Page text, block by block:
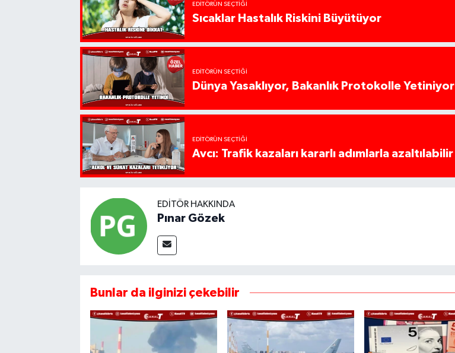
EDITÖRÜN SEÇTIĞI
Sıcaklar Hastalık Riskini Büyütüyor
EDITÖRÜN SEÇTIĞI
Dünya Yasaklıyor, Bakanlık Protokolle Yetiniyor
EDITÖRÜN SEÇTIĞI
Avcı: Trafik kazaları kararlı adımlarla azaltılabilir
EDITÖR HAKKINDA
Pınar Gözek
Bunlar da ilginizi çekebilir